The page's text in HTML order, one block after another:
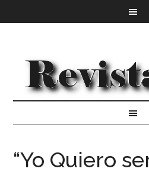
“Yo Quiero